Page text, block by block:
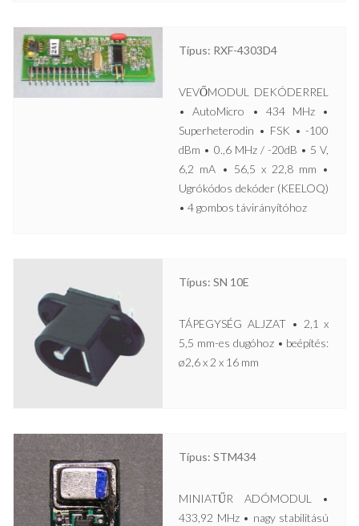
Típus: RXF-4303D4
VEVŐMODUL DEKÓDERREL
• AutoMicro • 434 MHz •
Superheterodin • FSK • -100
dBm • 0.,6 MHz / -20dB • 5 V,
6,2 mA • 56,5 x 22,8 mm •
Ugrókódos dekóder (KEELOQ)
• 4 gombos távirányítóhoz
Típus: SN 10E
TÁPEGYSÉG ALJZAT • 2,1 x
5,5 mm-es dugóhoz • beépítés:
ø2,6 x 2 x 16 mm
Típus: STM434
MINIATŰR ADÓMODUL •
433,92 MHz • nagy stabilitású